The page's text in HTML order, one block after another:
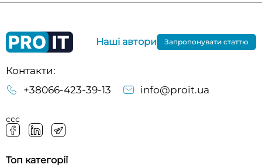
Контакти:
+38066-423-39-13
info@proit.ua
ссс
Наші автори Запропонувати статтю
Топ категорії